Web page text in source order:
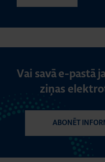
Vai savā e-pastā
ziņas
ABONĒT